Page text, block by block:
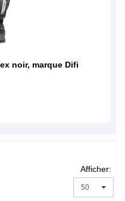
noir, marque Difi
Afficher:
50